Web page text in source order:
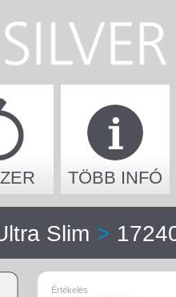
TÖBB INFÓ
Slim >
Értékelés